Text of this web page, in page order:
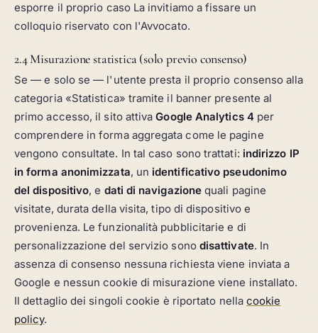
esporre il proprio caso La invitiamo a fissare un
colloquio riservato con l'Avvocato.
2.4 Misurazione statistica (solo previo consenso)
Se — e solo se — l'utente presta il proprio consenso alla
categoria «Statistica» tramite il banner presente al
primo accesso, il sito attivaGoogle Analytics 4per
comprendere in forma aggregata come le pagine
vengono consultate. In tal caso sono trattati: indirizzo IP
in forma anonimizzata, un identificativo pseudonimo
del dispositivo, e dati di navigazione quali pagine
visitate, durata della visita, tipo di dispositivo e
provenienza. Le funzionalità pubblicitarie e di
personalizzazione del servizio sono disattivate. In
assenza di consenso nessuna richiesta viene inviata a
Google e nessun cookie di misurazione viene installato.
Il dettaglio dei singoli cookie è riportato nella cookie
policy.